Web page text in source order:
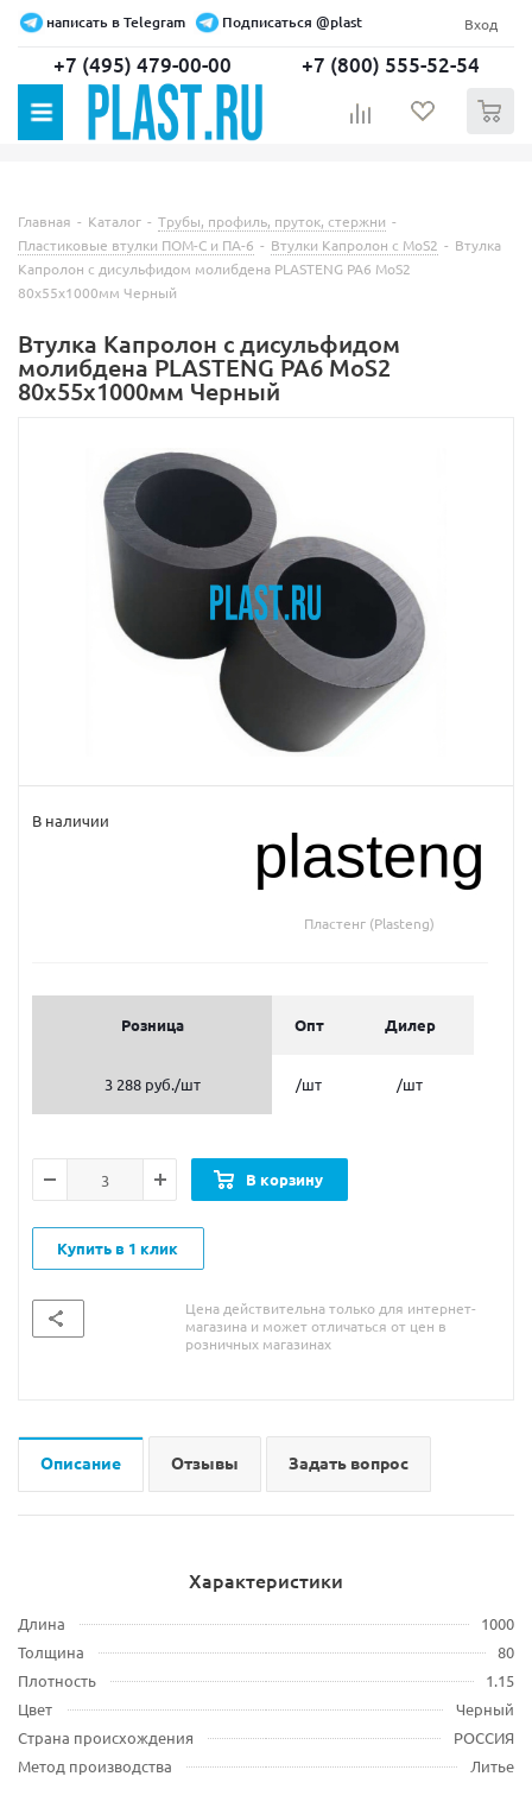
написать в Telegram Подписаться @plast Вход
+7 (495) 479-00-00 +7 (800) 555-52-54
Главная - Каталог - Трубы, профиль, пруток, стержни -
Пластиковые втулки ПОМ-С и ПА-6 - Втулки Капролон с MoS2 - Втулка
Капролон c дисульфидом молибдена PLASTENG PA6 MoS2
80х55х1000мм Черный
Втулка Капролон c дисульфидом
молибдена PLASTENG PA6 MoS2
80х55х1000мм Черный
В наличии
Пластенг (Plasteng)
Розница Опт Дилер
3 288 руб./шт /шт /шт
В корзину
Купить в 1 клик
Цена действительна только для интернет-
магазина и может отличаться от цен в
розничных магазинах
Описание Отзывы Задать вопрос
Характеристики
Длина
1000
Толщина
80
Плотность
1.15
Цвет
Черный
Страна происхождения
РОССИЯ
Метод производства
Литье